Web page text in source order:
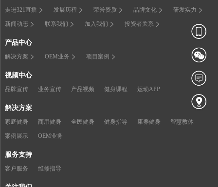
走进321直播 发展历程 荣誉资质 品牌文化 研发实力
新闻动态 联系我们 加入我们 投资者关系
产品中心
解决方案 OEM业务 项目案例
视频中心
品牌宣传 业务宣传 产品视频 健身课程 运动APP
解决方案
家庭健身 商用健身 全民健身 健身指导 康养健身 智慧教体
案例展示 OEM业务
服务支持
客户服务 维修指导